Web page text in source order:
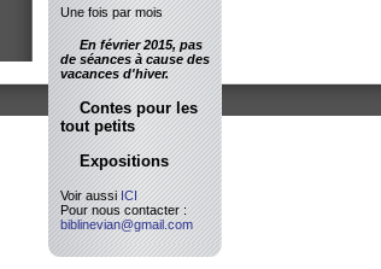
Une fois par mois
En février 2015, pas
de séances à cause des
vacances d'hiver.
Contes pour les
tout petits
Expositions
Voir aussiICI
Pour nous contacter :
biblinevian@gmail.com